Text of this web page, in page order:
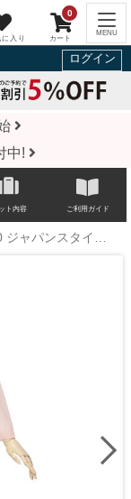
ログイン
中!
0
ト内容 ご利用ガイド
ジャパンスタイル